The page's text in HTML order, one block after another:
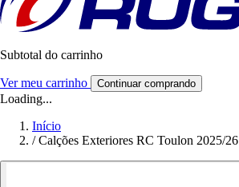
Subtotal do carrinho
Ver meu carrinho Continuar comprando
Loading...
Início
/ Calções Exteriores RC Toulon 2025/26